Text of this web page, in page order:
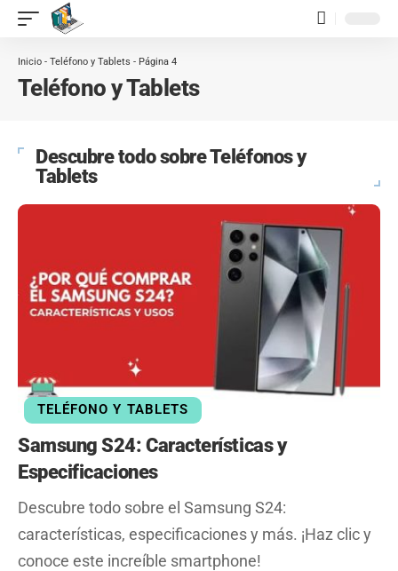
contenido
Inicio - Teléfono y Tablets - Página 4
Teléfono y Tablets
Descubre todo sobre Teléfonos y
Tablets
TELÉFONO Y TABLETS
Samsung S24: Características y
Especificaciones
Descubre todo sobre el Samsung S24:
características, especificaciones y más. ¡Haz clic y
conoce este increíble smartphone!